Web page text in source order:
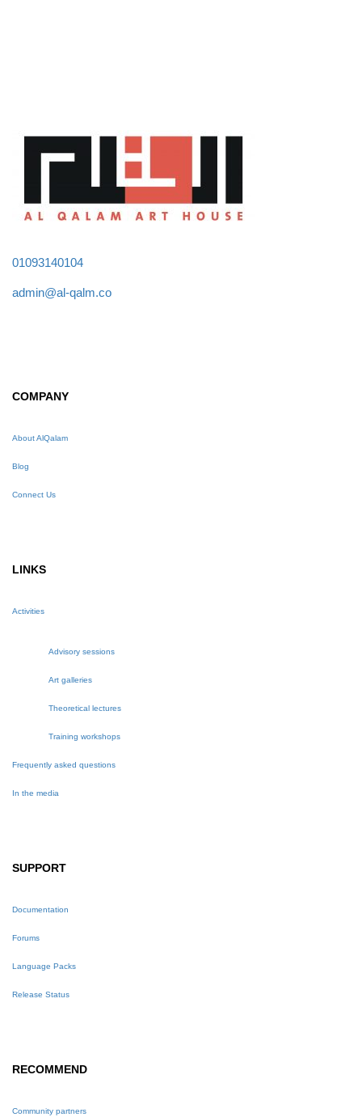
01093140104
admin@al-qalm.co
COMPANY
About AlQalam
Blog
Connect Us
LINKS
Activities
Advisory sessions
Art galleries
Theoretical lectures
Training workshops
Frequently asked questions
In the media
SUPPORT
Documentation
Forums
Language Packs
Release Status
RECOMMEND
Community partners